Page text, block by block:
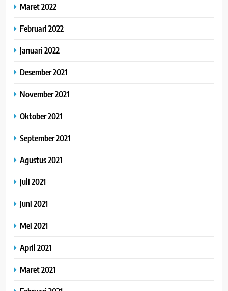
Maret 2022
Februari 2022
Januari 2022
Desember 2021
November 2021
Oktober 2021
September 2021
Agustus 2021
Juli 2021
Juni 2021
Mei 2021
April 2021
Maret 2021